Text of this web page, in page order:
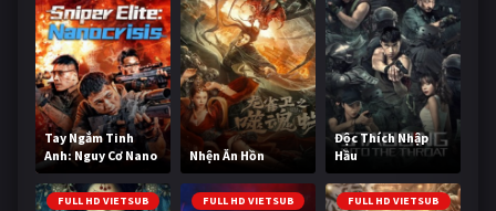
Tay Ngắm Tinh
Anh: Nguy Cơ Nano
Nhện Ăn Hồn
Độc Thích Nhập
Hầu
FULL HD VIETSUB FULL HD VIETSUB FULL HD VIETSUB